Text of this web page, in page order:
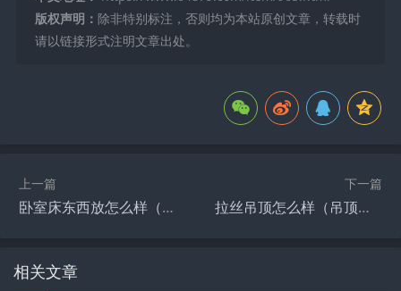
版权声明： 除非特别标注，否则均为本站原创文章，转载时
请以链接形式注明文章出处。
上一篇
卧室床东西放怎么样（卧室床东西放好吗）
下一篇
拉丝吊顶怎么样（吊顶用吊丝）
相关文章